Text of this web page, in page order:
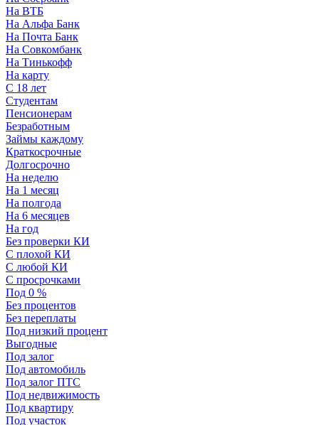
На ВТБ
На Альфа Банк
На Почта Банк
На Совкомбанк
На Тинькофф
На карту
С 18 лет
Студентам
Пенсионерам
Безработным
Займы каждому
Краткосрочные
Долгосрочно
На неделю
На 1 месяц
На полгода
На 6 месяцев
На год
Без проверки КИ
С плохой КИ
С любой КИ
С просрочками
Под 0 %
Без процентов
Без переплаты
Под низкий процент
Выгодные
Под залог
Под автомобиль
Под залог ПТС
Под недвижимость
Под квартиру
Под участок